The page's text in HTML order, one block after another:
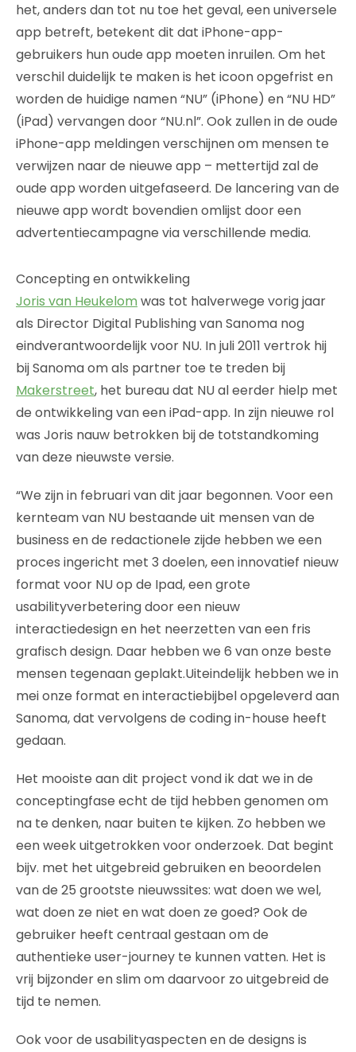
het, anders dan tot nu toe het geval, een universele
app betreft, betekent dit dat iPhone-app-
gebruikers hun oude app moeten inruilen. Om het
verschil duidelijk te maken is het icoon opgefrist en
worden de huidige namen “NU” (iPhone) en “NU HD”
(iPad) vervangen door “NU.nl”. Ook zullen in de oude
iPhone-app meldingen verschijnen om mensen te
verwijzen naar de nieuwe app – mettertijd zal de
oude app worden uitgefaseerd. De lancering van de
nieuwe app wordt bovendien omlijst door een
advertentiecampagne via verschillende media.
Concepting en ontwikkeling
Joris van Heukelom was tot halverwege vorig jaar
als Director Digital Publishing van Sanoma nog
eindverantwoordelijk voor NU. In juli 2011 vertrok hij
bij Sanoma om als partner toe te treden bij
Makerstreet, het bureau dat NU al eerder hielp met
de ontwikkeling van een iPad-app. In zijn nieuwe rol
was Joris nauw betrokken bij de totstandkoming
van deze nieuwste versie.
“We zijn in februari van dit jaar begonnen. Voor een
kernteam van NU bestaande uit mensen van de
business en de redactionele zijde hebben we een
proces ingericht met 3 doelen, een innovatief nieuw
format voor NU op de Ipad, een grote
usabilityverbetering door een nieuw
interactiedesign en het neerzetten van een fris
grafisch design. Daar hebben we 6 van onze beste
mensen tegenaan geplakt.Uiteindelijk hebben we in
mei onze format en interactiebijbel opgeleverd aan
Sanoma, dat vervolgens de coding in-house heeft
gedaan.
Het mooiste aan dit project vond ik dat we in de
conceptingfase echt de tijd hebben genomen om
na te denken, naar buiten te kijken. Zo hebben we
een week uitgetrokken voor onderzoek. Dat begint
bijv. met het uitgebreid gebruiken en beoordelen
van de 25 grootste nieuwssites: wat doen we wel,
wat doen ze niet en wat doen ze goed? Ook de
gebruiker heeft centraal gestaan om de
authentieke user-journey te kunnen vatten. Het is
vrij bijzonder en slim om daarvoor zo uitgebreid de
tijd te nemen.
Ook voor de usabilityaspecten en de designs is